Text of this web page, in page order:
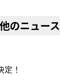
のニュース
！